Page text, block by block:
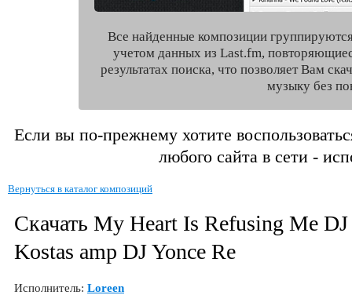
Все найденные композиции
учетом данных из Last.fm,
результатах поиска, что позволяет Вам
музыку без
Если вы по-прежнему хотите
любого сайта в сети -
Вернуться в каталог композиций
Скачать My Heart Is Refusing Me DJ
Kostas amp DJ Yonce Re
Исполнитель: Loreen